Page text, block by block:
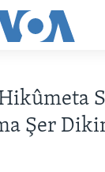
Şer